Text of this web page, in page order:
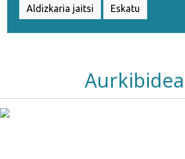
Aldizkaria jaitsi Eskatu
Aurkibidea